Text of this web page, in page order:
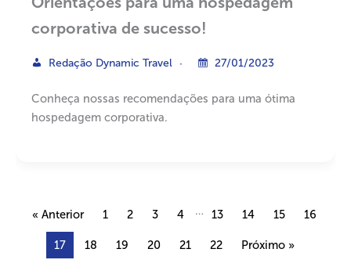
corporativa de sucesso!
Redação Dynamic Travel 27/01/2023
Conheça nossas recomendações para uma ótima
hospedagem corporativa.
« Anterior 1 2 3 4 … 13 14 15 16
17 18 19 20 21 22 Próximo »